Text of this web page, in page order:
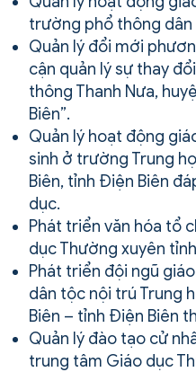
trường phổ thông
Quản lý đổi mới
cận quản lý sự thay
thông Thanh Nưa,
Biên”.
Quản lý hoạt động
sinh ở trường Trung
Biên, tỉnh Điện Biên
dục.
Phát triển văn hóa tổ
dục Thường xuyên
Phát triển đội ngũ
dân tộc nội trú Trung
Biên – tỉnh Điện Biên
Quản lý đào tạo cử
trung tâm Giáo dục